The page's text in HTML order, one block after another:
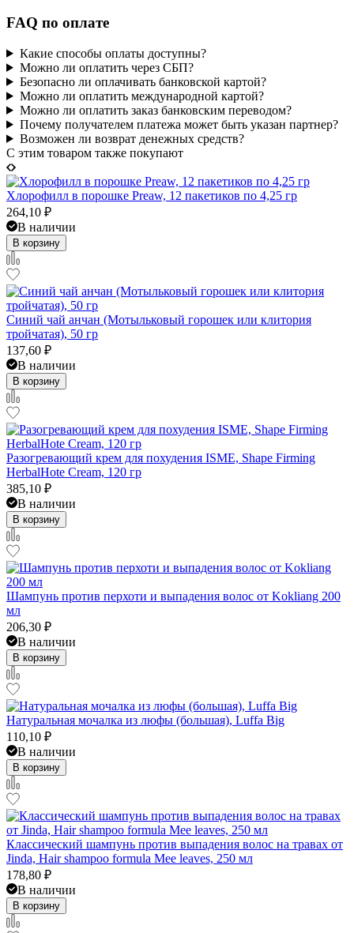
FAQ по оплате
Какие способы оплаты доступны?
Можно ли оплатить через СБП?
Безопасно ли оплачивать банковской картой?
Можно ли оплатить международной картой?
Можно ли оплатить заказ банковским переводом?
Почему получателем платежа может быть указан партнер?
Возможен ли возврат денежных средств?
C этим товаром также покупают
Хлорофилл в порошке Preaw, 12 пакетиков по 4,25 гр
264,10 ₽
В наличии
В корзину
Синий чай анчан (Мотыльковый горошек или клитория
тройчатая), 50 гр
137,60 ₽
В наличии
В корзину
Разогревающий крем для похудения ISME, Shape Firming
HerbalHote Cream, 120 гр
385,10 ₽
В наличии
В корзину
Шампунь против перхоти и выпадения волос от Kokliang 200
мл
206,30 ₽
В наличии
В корзину
Натуральная мочалка из люфы (большая), Luffa Big
110,10 ₽
В наличии
В корзину
Классический шампунь против выпадения волос на травах от
Jinda, Hair shampoo formula Mee leaves, 250 мл
178,80 ₽
В наличии
В корзину